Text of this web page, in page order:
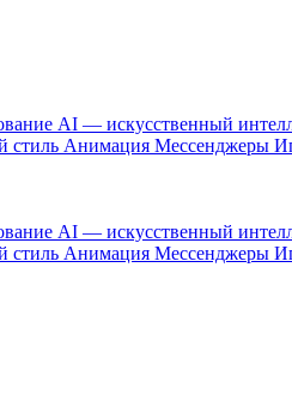
AI — искусственный
стиль Анимация Мессенджеры
AI — искусственный
стиль Анимация Мессенджеры